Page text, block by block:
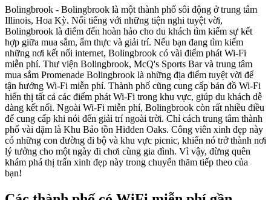
Bolingbrook - Bolingbrook là một thành phố sôi động ở trung tâm
Illinois, Hoa Kỳ. Nổi tiếng với những tiện nghi tuyệt vời,
Bolingbrook là điểm đến hoàn hảo cho du khách tìm kiếm sự kết
hợp giữa mua sắm, ẩm thực và giải trí. Nếu bạn đang tìm kiếm
những nơi kết nối internet, Bolingbrook có vài điểm phát Wi-Fi
miễn phí. Thư viện Bolingbrook, McQ's Sports Bar và trung tâm
mua sắm Promenade Bolingbrook là những địa điểm tuyệt vời để
tận hưởng Wi-Fi miễn phí. Thành phố cũng cung cấp bản đồ Wi-Fi
hiển thị tất cả các điểm phát Wi-Fi trong khu vực, giúp du khách dễ
dàng kết nối. Ngoài Wi-Fi miễn phí, Bolingbrook còn rất nhiều điều
để cung cấp khi nói đến giải trí ngoài trời. Chỉ cách trung tâm thành
phố vài dặm là Khu Bảo tồn Hidden Oaks. Công viên xinh đẹp này
có những con đường đi bộ và khu vực picnic, khiến nó trở thành nơi
lý tưởng cho một ngày đi chơi cùng gia đình. Vì vậy, đừng quên
khám phá thị trấn xinh đẹp này trong chuyến thăm tiếp theo của
bạn!